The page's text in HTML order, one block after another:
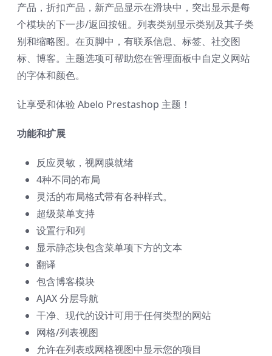
产品，折扣产品，新产品显示在滑块中，突出显示是每
个模块的下一步/返回按钮。列表类别显示类别及其子类
别和缩略图。在页脚中，有联系信息、标签、社交图
标、博客。主题选项可帮助您在管理面板中自定义网站
的字体和颜色。
让享受和体验 Abelo Prestashop 主题！
功能和扩展
反应灵敏，视网膜就绪
4种不同的布局
灵活的布局格式带有各种样式。
超级菜单支持
设置行和列
显示静态块包含菜单项下方的文本
翻译
包含博客模块
AJAX 分层导航
干净、现代的设计可用于任何类型的网站
网格/列表视图
允许在列表或网格视图中显示您的项目